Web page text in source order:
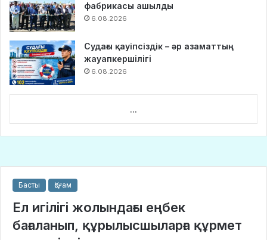
фабрикасы ашылды
6.08.2026
Судағы қауіпсіздік – әр азаматтың
жауапкершілігі
6.08.2026
...